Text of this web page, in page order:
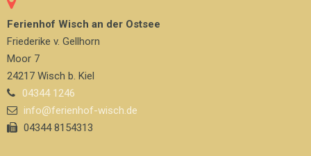
Ferienhof Wisch an der Ostsee
Friederike v. Gellhorn
Moor 7
24217 Wisch b. Kiel
04344 1246
info@ferienhof-wisch.de
04344 8154313